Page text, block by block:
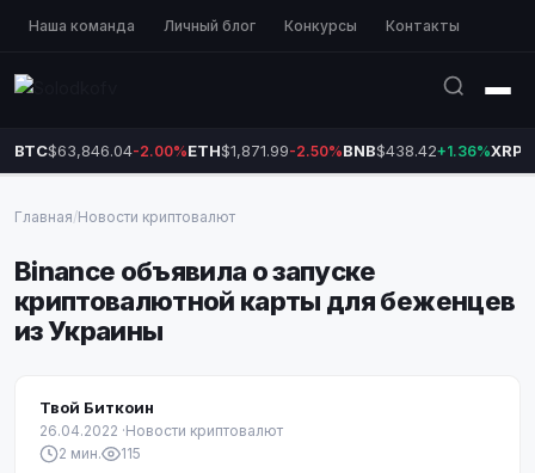
Наша команда Личный блог Конкурсы Контакты
BTC$63,846.04-2.00%ETH$1,871.99-2.50%BNB$438.42+1.36%XRP
Главная/Новости криптовалют
Binance объявила о запуске
криптовалютной карты для беженцев
из Украины
Твой Биткоин
26.04.2022 ·Новости криптовалют
2 мин.
115